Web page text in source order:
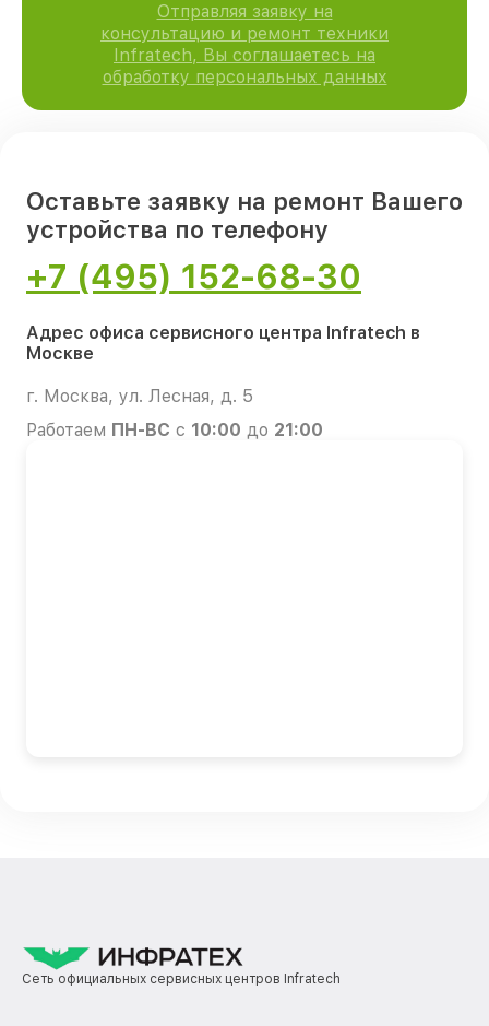
Отправляя заявку на
консультацию и ремонт техники
Infratech, Вы соглашаетесь на
обработку персональных данных
Оставьте заявку на ремонт Вашего
устройства по телефону
+7 (495) 152-68-30
Адрес офиса сервисного центра Infratech в
Москве
г. Москва, ул. Лесная, д. 5
Работаем ПН-ВС с 10:00 до 21:00
Сеть официальных сервисных центров Infratech